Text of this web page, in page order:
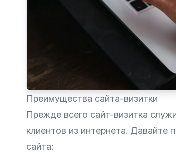
Преимущества сайта-визитки
Прежде всего сайт-визитка
клиентов из интернета.
сайта: